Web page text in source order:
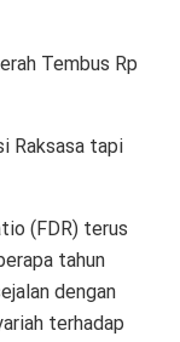
Tembus Rp
Raksasa tapi
(FDR) terus
tahun
dengan
terhadap